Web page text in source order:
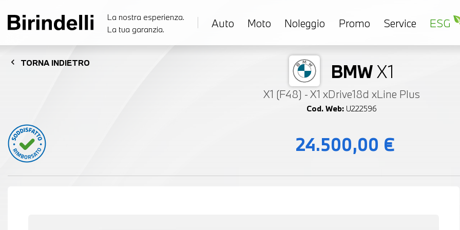
La nostra esperienza.
La tua garanzia.
Auto Moto Noleggio Promo Service ESG
chevron_left TORNA INDIETRO BMWX1
X1 (F48) - X1 xDrive18d xLine Plus
Cod. Web: U222596
24.500,00 €